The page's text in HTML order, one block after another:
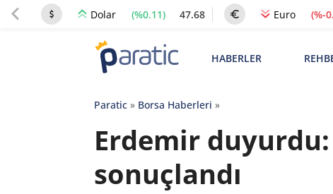
Dolar (%0.11) 47.68 Euro (%-
HABERLER
Paratic» Borsa Haberleri »
Erdemir duyurdu:
sonuçlandı